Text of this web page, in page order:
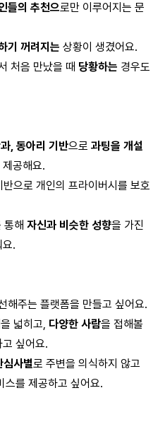
들의 추천으로만 이루어지는 문
기 꺼려지는 상황이 생겼어요.
처음 만났을 때 당황하는 경우도
, 동아리 기반으로 과팅을 개설
공해요.
반으로 개인의 프라이버시를 보호
통해 자신과 비슷한 성향을 가진
.
해주는 플랫폼을 만들고 싶어요.
을 넓히고, 다양한 사람을 접해볼
싶어요.
심사별로 주변을 의식하지 않고
스를 제공하고 싶어요.